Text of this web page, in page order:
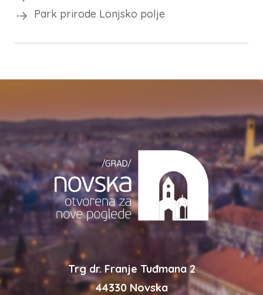
Park prirode Lonjsko polje
Trg dr. Franje Tuđmana 2
44330 Novska